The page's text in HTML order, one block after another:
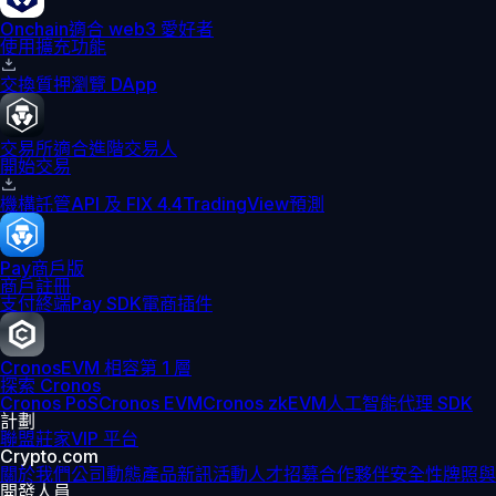
Onchain適合 web3 愛好者
使用擴充功能
交換質押瀏覽 DApp
交易所適合進階交易人
開始交易
機構託管API 及 FIX 4.4TradingView預測
Pay商戶版
商戶註冊
支付終端Pay SDK電商插件
CronosEVM 相容第 1 層
探索 Cronos
Cronos PoSCronos EVMCronos zkEVM人工智能代理 SDK
計劃
聯盟莊家VIP 平台
Crypto.com
關於我們公司動態產品新訊活動人才招募合作夥伴安全性牌照
開發人員